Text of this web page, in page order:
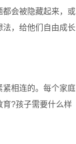
都会被隐藏起来，或
，给他们自由成长
相连的。每个家庭
育?孩子需要什么样